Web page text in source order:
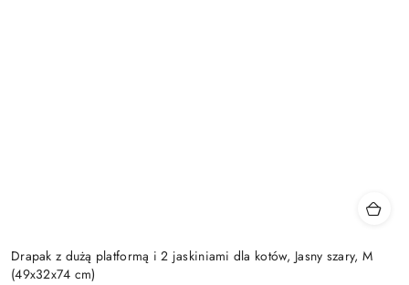
Drapak z dużą platformą i 2 jaskiniami dla kotów, Jasny szary, M
(49x32x74 cm)